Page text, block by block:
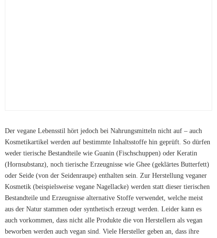
Der vegane Lebensstil hört jedoch bei Nahrungsmitteln nicht auf – auch
Kosmetikartikel werden auf bestimmte Inhaltsstoffe hin geprüft. So dürfen
weder tierische Bestandteile wie Guanin (Fischschuppen) oder Keratin
(Hornsubstanz), noch tierische Erzeugnisse wie Ghee (geklärtes Butterfett)
oder Seide (von der Seidenraupe) enthalten sein. Zur Herstellung veganer
Kosmetik (beispielsweise vegane Nagellacke) werden statt dieser tierischen
Bestandteile und Erzeugnisse alternative Stoffe verwendet, welche meist
aus der Natur stammen oder synthetisch erzeugt werden. Leider kann es
auch vorkommen, dass nicht alle Produkte die von Herstellern als vegan
beworben werden auch vegan sind. Viele Hersteller geben an, dass ihre